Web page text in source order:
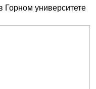
университете